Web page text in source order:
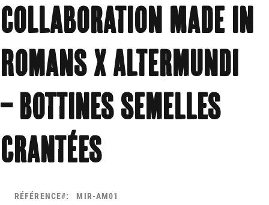
Collaboration Made in
Romans x Altermundi
– Bottines semelles
crantées
RÉFÉRENCE MIR-AM01